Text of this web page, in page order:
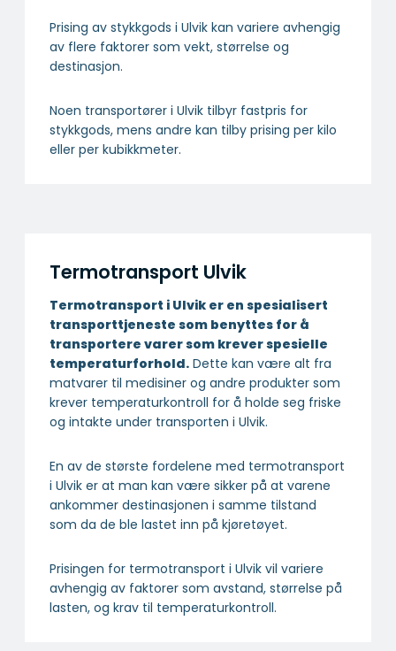
Prising av stykkgods i Ulvik kan variere avhengig
av flere faktorer som vekt, størrelse og
destinasjon.
Noen transportører i Ulvik tilbyr fastpris for
stykkgods, mens andre kan tilby prising per kilo
eller per kubikkmeter.
Termotransport Ulvik
Termotransport i Ulvik er en spesialisert
transport­tjeneste som benyttes for å
transportere varer som krever spesielle
temperatur­forhold. Dette kan være alt fra
matvarer til medisiner og andre produkter som
krever temperaturkontroll for å holde seg friske
og intakte under transporten i Ulvik.
En av de største fordelene med termotransport
i Ulvik er at man kan være sikker på at varene
ankommer destinasjonen i samme tilstand
som da de ble lastet inn på kjøretøyet.
Prisingen for termotransport i Ulvik vil variere
avhengig av faktorer som avstand, størrelse på
lasten, og krav til temperaturkontroll.